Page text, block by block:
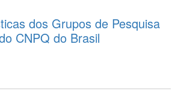
dos Grupos de Pesquisa
CNPQ do Brasil